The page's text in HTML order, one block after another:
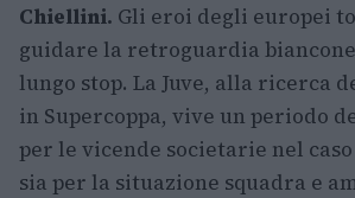
Chiellini. Gli eroi degli europei
guidare la retroguardia
lungo stop. La Juve, alla ricerca
in Supercoppa, vive un periodo
per le vicende societarie nel
sia per la situazione squadra e